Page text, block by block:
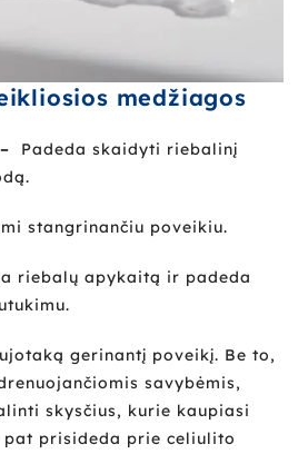
medžiagos
Padeda skaidyti riebalinį
stangrinančiu poveikiu.
riebalų apykaitą ir padeda
gerinantį poveikį. Be to,
savybėmis,
skysčius, kurie kaupiasi
prisideda prie celiulito